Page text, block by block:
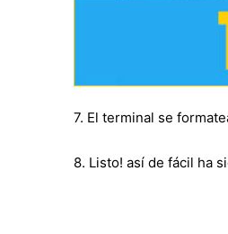
7. El terminal se
8. Listo! así de fácil ha